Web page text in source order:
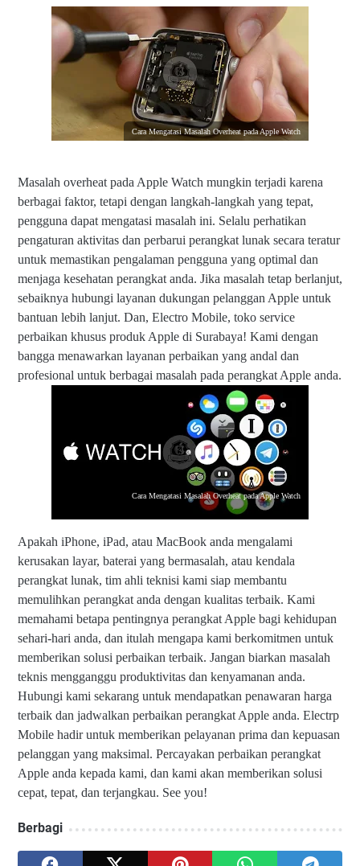
Cara Mengatasi Masalah Overheat pada Apple Watch
Masalah overheat pada Apple Watch mungkin terjadi karena
berbagai faktor, tetapi dengan langkah-langkah yang tepat,
pengguna dapat mengatasi masalah ini. Selalu perhatikan
pengaturan aktivitas dan perbarui perangkat lunak secara teratur
untuk memastikan pengalaman pengguna yang optimal dan
menjaga kesehatan perangkat anda. Jika masalah tetap berlanjut,
sebaiknya hubungi layanan dukungan pelanggan Apple untuk
bantuan lebih lanjut. Dan, Electro Mobile, toko service
perbaikan khusus produk Apple di Surabaya! Kami dengan
bangga menawarkan layanan perbaikan yang andal dan
profesional untuk berbagai masalah pada perangkat Apple anda.
Cara Mengatasi Masalah Overheat pada Apple Watch
Apakah iPhone, iPad, atau MacBook anda mengalami
kerusakan layar, baterai yang bermasalah, atau kendala
perangkat lunak, tim ahli teknisi kami siap membantu
memulihkan perangkat anda dengan kualitas terbaik. Kami
memahami betapa pentingnya perangkat Apple bagi kehidupan
sehari-hari anda, dan itulah mengapa kami berkomitmen untuk
memberikan solusi perbaikan terbaik. Jangan biarkan masalah
teknis mengganggu produktivitas dan kenyamanan anda.
Hubungi kami sekarang untuk mendapatkan penawaran harga
terbaik dan jadwalkan perbaikan perangkat Apple anda. Electrp
Mobile hadir untuk memberikan pelayanan prima dan kepuasan
pelanggan yang maksimal. Percayakan perbaikan perangkat
Apple anda kepada kami, dan kami akan memberikan solusi
cepat, tepat, dan terjangkau. See you!
Berbagi